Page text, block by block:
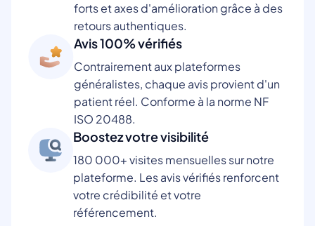
forts et axes d'amélioration grâce à des
retours authentiques.
Avis 100% vérifiés
Contrairement aux plateformes
généralistes, chaque avis provient d'un
patient réel. Conforme à la norme NF
ISO 20488.
Boostez votre visibilité
180 000+ visites mensuelles sur notre
plateforme. Les avis vérifiés renforcent
votre crédibilité et votre
référencement.